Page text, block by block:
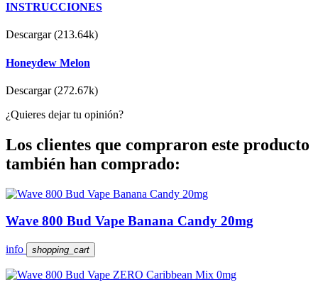
INSTRUCCIONES
Descargar (213.64k)
Honeydew Melon
Descargar (272.67k)
¿Quieres dejar tu opinión?
Los clientes que compraron este producto
también han comprado:
Wave 800 Bud Vape Banana Candy 20mg
info shopping_cart